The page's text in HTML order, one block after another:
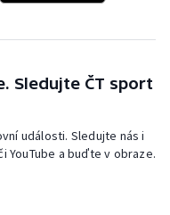
Sledujte ČT sport
události. Sledujte nás i
YouTube a buďte v obraze.